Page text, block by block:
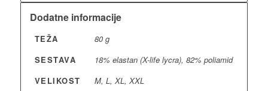
Dodatne informacije
TEŽA
80 g
SESTAVA
18% elastan (X-life lycra), 82% poliamid
VELIKOST
M, L, XL, XXL